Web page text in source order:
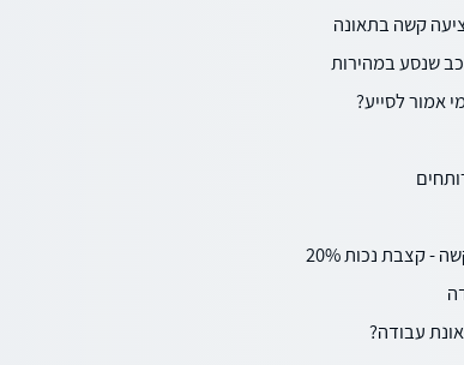
קשה בתאונה
שנסע במהירות
אמור לסייע?
קצבת נכות 20%
עבודה?